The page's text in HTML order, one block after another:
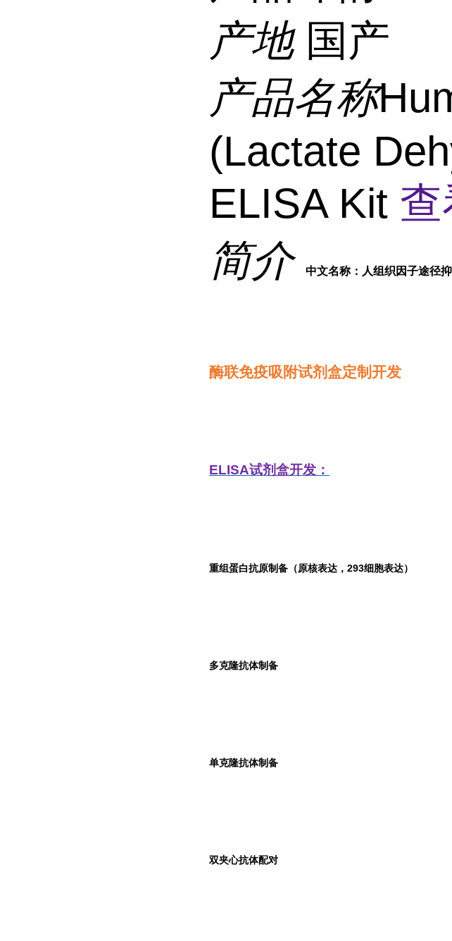
产地 国产
产品名称
(Lactate
ELISA Kit
简介
中文名称：人组织因子途径
酶联免疫吸附试剂盒定制开发
ELISA试剂盒开发：
重组蛋白抗原制备（原核表达，293细胞表达）
多克隆抗体制备
单克隆抗体制备
双夹心抗体配对